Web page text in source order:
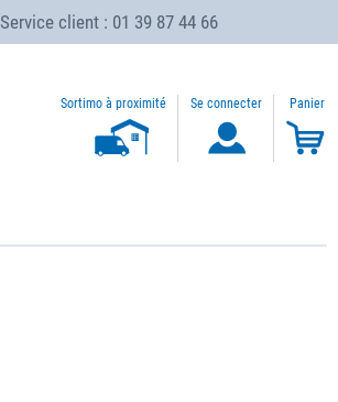
Service client : 01 39 87 44 66
Sortimo à proximité Se connecter Panier